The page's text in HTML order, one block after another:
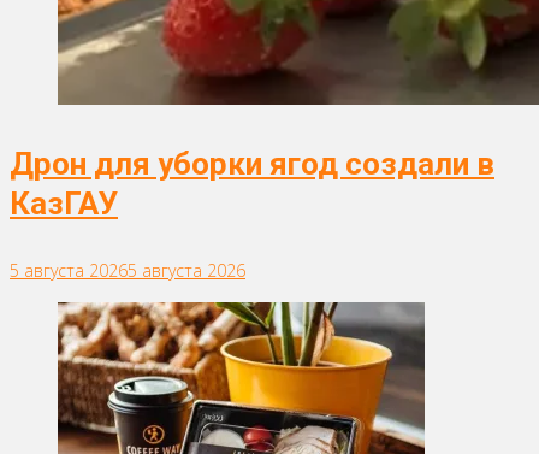
Дрон для уборки ягод создали в
КазГАУ
5 августа 20265 августа 2026